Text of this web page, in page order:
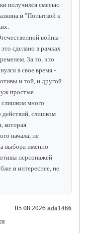
получился смесью
и "Попыткой к
войны -
сделано в рамках
За то, что
в свое время -
и той, и другой
простые.
много
действий, слишком
которая
начала, не
выбора именно
персонажей
и интереснее, не
05.08.2026 ada1466